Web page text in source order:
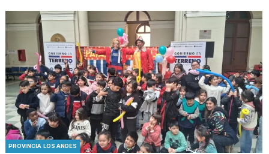
PROVINCIA LOS ANDES